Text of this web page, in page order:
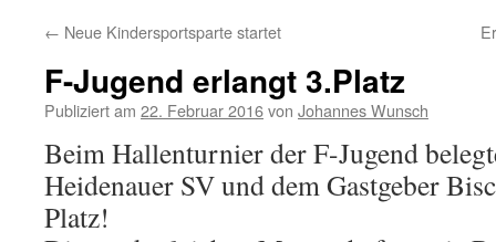
Inhalt
← Neue Kindersportsparte startet
F-Jugend erlangt 3.Platz
Publiziert am 22. Februar 2016von Johannes Wunsch
Beim Hallenturnier der F-Jugend
Heidenauer SV und dem Gastgeber
Platz!